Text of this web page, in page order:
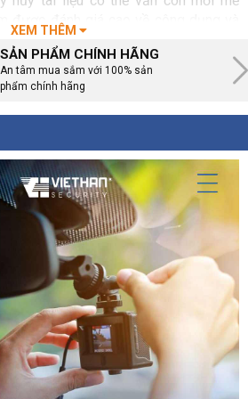
được đánh giá cao về công dụng và
XEM THÊM
SẢN PHẨM CHÍNH HÃNG
An tâm mua sắm với 100% sản
phẩm chính hãng